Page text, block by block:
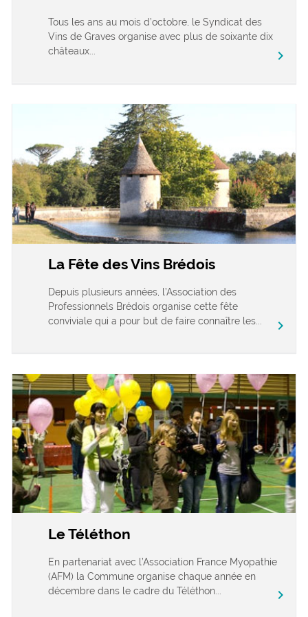
Tous les ans au mois d’octobre, le Syndicat des
Vins de Graves organise avec plus de soixante dix
châteaux...
chevron_right
La Fête des Vins Brédois
Depuis plusieurs années, l’Association des
Professionnels Brédois organise cette fête
conviviale qui a pour but de faire connaître les...
chevron_right
Le Téléthon
En partenariat avec l’Association France Myopathie
(AFM) la Commune organise chaque année en
décembre dans le cadre du Téléthon...
chevron_right